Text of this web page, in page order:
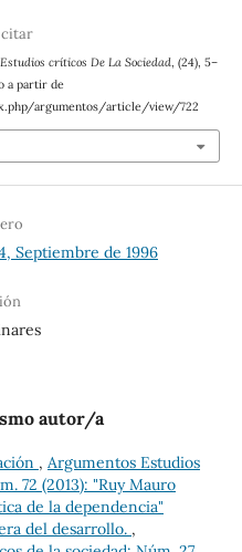
críticos De La Sociedad, (24), 5–
a partir de
argumentos/article/view/722
Septiembre de 1996
autor/a
, Argumentos Estudios
72 (2013): "Ruy Mauro
de la dependencia"
del desarrollo. ,